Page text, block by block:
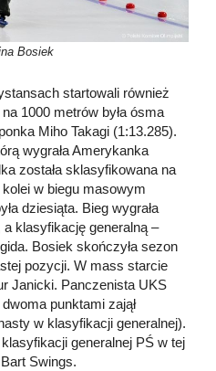
Bosiek
startowali również
1000 metrów była ósma
Miho Takagi (1:13.285).
wygrała Amerykanka
została sklasyfikowana na
w biegu masowym
dziesiąta. Bieg wygrała
klasyfikację generalną –
Bosiek skończyła sezon
pozycji. W mass starcie
Janicki. Panczenista UKS
punktami zajął
w klasyfikacji generalnej).
generalnej PŚ w tej
Swings.